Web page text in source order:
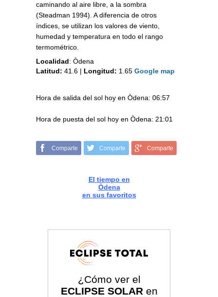
caminando al aire libre, a la sombra
(Steadman 1994). A diferencia de otros
índices, se utilizan los valores de viento,
humedad y temperatura en todo el rango
termométrico.
Localidad: Òdena
Latitud: 41.6 | Longitud: 1.65 Google map
Hora de salida del sol hoy en Òdena: 06:57
Hora de puesta del sol hoy en Òdena: 21:01
Comparte Comparte Comparte
El tiempo en
Òdena
en sus favoritos
¿Cómo ver el
ECLIPSE SOLAR en